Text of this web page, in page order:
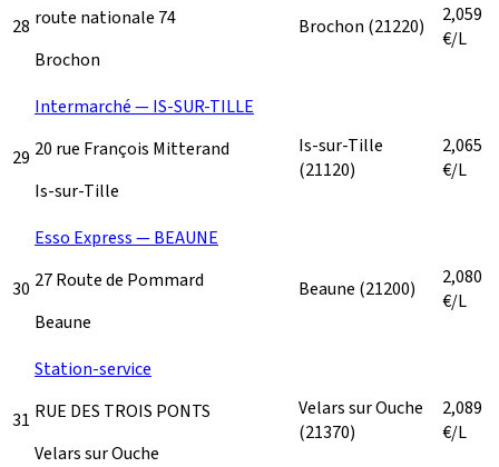
28 route nationale 74
Brochon
Brochon (21220)
2,059
€/L
29
Intermarché — IS-SUR-TILLE
20 rue François Mitterand
Is-sur-Tille
Is-sur-Tille
(21120)
2,065
€/L
30
Esso Express — BEAUNE
27 Route de Pommard
Beaune
Beaune (21200)
2,080
€/L
31
Station-service
RUE DES TROIS PONTS
Velars sur Ouche
Velars sur Ouche
(21370)
2,089
€/L